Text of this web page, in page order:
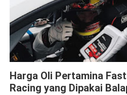
Harga Oli Pertamina
Racing yang Dipakai